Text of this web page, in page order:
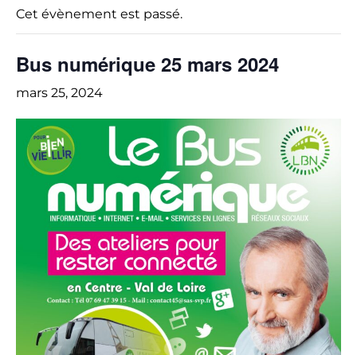
Cet évènement est passé.
Bus numérique 25 mars 2024
mars 25, 2024